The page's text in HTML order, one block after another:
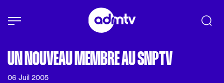
Aller au contenu principal
UN NOUVEAU MEMBRE AU SNPTV
06 Juil 2005
Panneau de gestion des cookies